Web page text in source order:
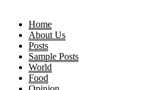
Home
About Us
Posts
Sample Posts
World
Food